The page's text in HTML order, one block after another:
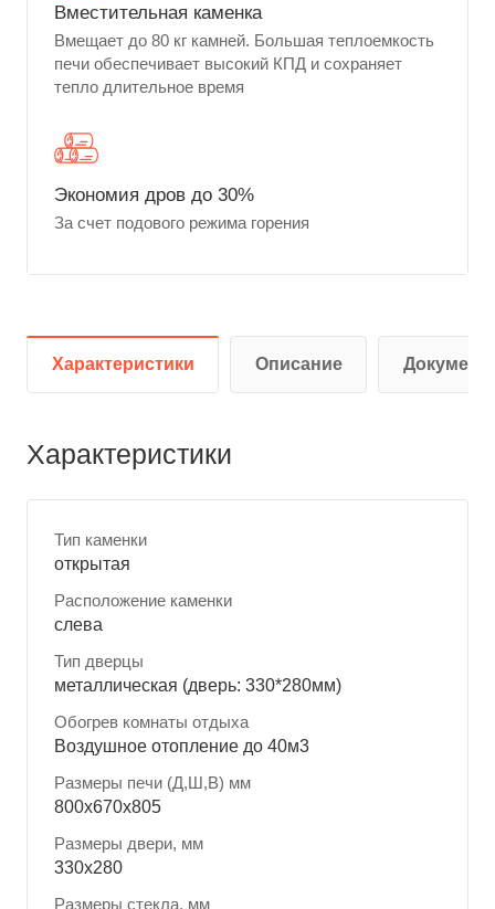
Вместительная каменка
Вмещает до 80 кг камней. Большая теплоемкость
печи обеспечивает высокий КПД и сохраняет
тепло длительное время
Экономия дров до 30%
За счет подового режима горения
Характеристики Описание
Характеристики
Тип каменки
открытая
Расположение каменки
слева
Тип дверцы
металлическая (дверь: 330*280мм)
Обогрев комнаты отдыха
Воздушное отопление до 40м3
Размеры печи (Д,Ш,В) мм
800x670x805
Размеры двери, мм
330x280
Размеры стекла, мм